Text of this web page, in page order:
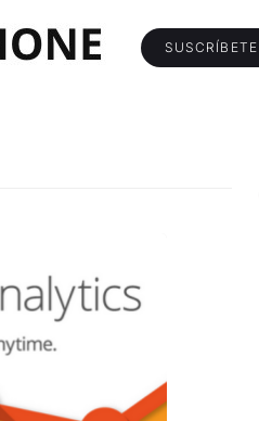
SUSCRÍBETE